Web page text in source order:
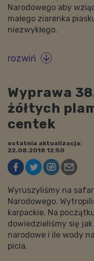
Narodowego aby
małego ziarenka
niezwykłego.
rozwiń 
Wyprawa
żółtych
centek
ostatnia aktualizacja:
22.08.2018 12:50
Wyruszyliśmy na
Narodowego.
karpackie. Na
dowiedzieliśmy się
narodowe i ile wody
picia.